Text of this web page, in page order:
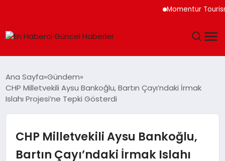
Momentur
SPOR
Ana Sayfa Gündem
CHP Milletvekili Aysu Bankoğlu, Bartın Çayı’ndaki İrmak
Islahı Projesi’ne Tepki Gösterdi
CHP Milletvekili Aysu Bankoğlu,
Bartın Çayı’ndaki İrmak Islahı